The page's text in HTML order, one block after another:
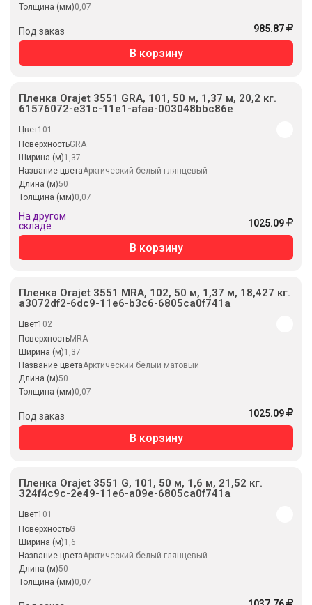
Толщина (мм)0,07
Под заказ 985.87
В корзину
Пленка Orajet 3551 GRA, 101, 50 м, 1,37 м, 20,2 кг.
61576072-e31c-11e1-afaa-003048bbc86e
Цвет101
ПоверхностьGRA
Ширина (м)1,37
Название цветаАрктический белый глянцевый
Длина (м)50
Толщина (мм)0,07
На другом
складе
1025.09
В корзину
Пленка Orajet 3551 MRA, 102, 50 м, 1,37 м, 18,427 кг.
a3072df2-6dc9-11e6-b3c6-6805ca0f741a
Цвет102
ПоверхностьMRA
Ширина (м)1,37
Название цветаАрктический белый матовый
Длина (м)50
Толщина (мм)0,07
Под заказ 1025.09
В корзину
Пленка Orajet 3551 G, 101, 50 м, 1,6 м, 21,52 кг.
324f4c9c-2e49-11e6-a09e-6805ca0f741a
Цвет101
ПоверхностьG
Ширина (м)1,6
Название цветаАрктический белый глянцевый
Длина (м)50
Толщина (мм)0,07